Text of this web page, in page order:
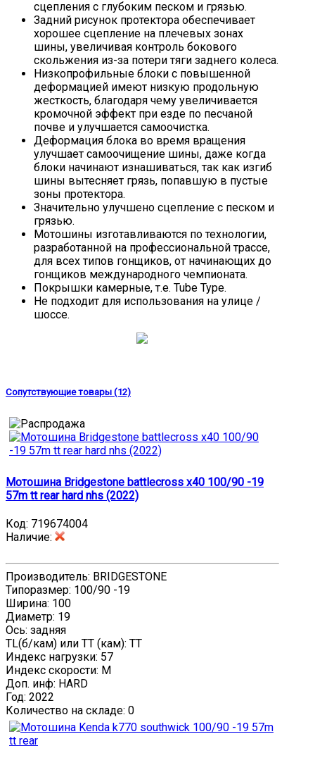
сцепления с глубоким песком и грязью.
Задний рисунок протектора обеспечивает
хорошее сцепление на плечевых зонах
шины, увеличивая контроль бокового
скольжения из-за потери тяги заднего колеса.
Низкопрофильные блоки с повышенной
деформацией имеют низкую продольную
жесткость, благодаря чему увеличивается
кромочной эффект при езде по песчаной
почве и улучшается самоочистка.
Деформация блока во время вращения
улучшает самоочищение шины, даже когда
блоки начинают изнашиваться, так как изгиб
шины вытесняет грязь, попавшую в пустые
зоны протектора.
Значительно улучшено сцепление с песком и
грязью.
Мотошины изготавливаются по технологии,
разработанной на профессиональной трассе,
для всех типов гонщиков, от начинающих до
гонщиков международного чемпионата.
Покрышки камерные, т.е. Tube Type.
Не подходит для использования на улице /
шоссе.
Сопутствующие товары (12)
Мотошина Bridgestone battlecross x40 100/90 -19
57m tt rear hard nhs (2022)
Код: 719674004
Наличие:
Производитель: BRIDGESTONE
Типоразмер: 100/90 -19
Ширина: 100
Диаметр: 19
Ось: задняя
TL(б/кам) или TT (кам): TT
Индекс нагрузки: 57
Индекс скорости: M
Доп. инф: HARD
Год: 2022
Количество на складе: 0